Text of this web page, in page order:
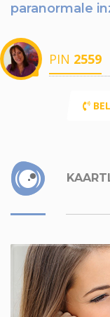
paranormale
PIN 2559